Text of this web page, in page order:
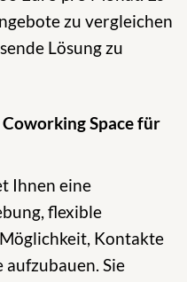
zu vergleichen
Lösung zu
Space für
Ihnen eine
flexible
Kontakte
Sie